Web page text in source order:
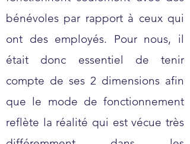
bénévoles par rapport à ceux qui
ont des employés. Pour nous, il
était donc essentiel de tenir
compte de ses 2 dimensions afin
que le mode de fonctionnement
reflète la réalité qui est vécue très